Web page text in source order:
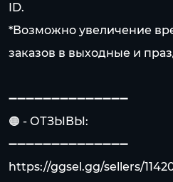
ID.
*Возможно увеличение
заказов в выходные и
➖➖➖➖➖➖➖➖➖➖➖➖➖➖
🟠 - ОТЗЫВЫ:
➖➖➖➖➖➖➖➖➖➖➖➖➖➖
https://ggsel.gg/sellers/